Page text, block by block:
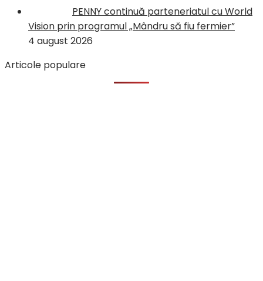
PENNY continuă parteneriatul cu World
Vision prin programul „Mândru să fiu fermier”
4 august 2026
Articole populare